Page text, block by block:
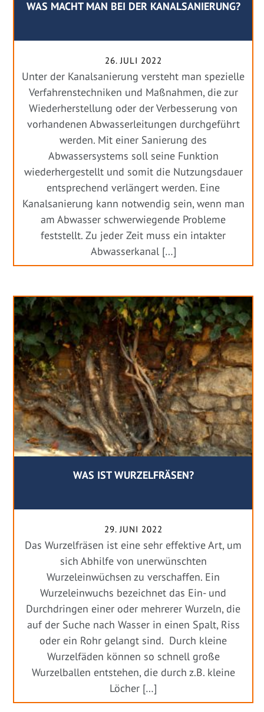
WAS MACHT MAN BEI DER KANALSANIERUNG?
26. JULI 2022
Unter der Kanalsanierung versteht man spezielle
Verfahrenstechniken und Maßnahmen, die zur
Wiederherstellung oder der Verbesserung von
vorhandenen Abwasserleitungen durchgeführt
werden. Mit einer Sanierung des
Abwassersystems soll seine Funktion
wiederhergestellt und somit die Nutzungsdauer
entsprechend verlängert werden. Eine
Kanalsanierung kann notwendig sein, wenn man
am Abwasser schwerwiegende Probleme
feststellt. Zu jeder Zeit muss ein intakter
Abwasserkanal […]
WAS IST WURZELFRÄSEN?
29. JUNI 2022
Das Wurzelfräsen ist eine sehr effektive Art, um
sich Abhilfe von unerwünschten
Wurzeleinwüchsen zu verschaffen. Ein
Wurzeleinwuchs bezeichnet das Ein- und
Durchdringen einer oder mehrerer Wurzeln, die
auf der Suche nach Wasser in einen Spalt, Riss
oder ein Rohr gelangt sind. Durch kleine
Wurzelfäden können so schnell große
Wurzelballen entstehen, die durch z.B. kleine
Löcher […]